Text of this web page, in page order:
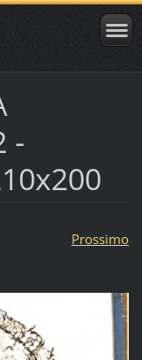
-
Prossimo